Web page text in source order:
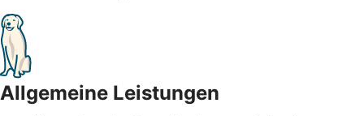
Allgemeine Leistungen